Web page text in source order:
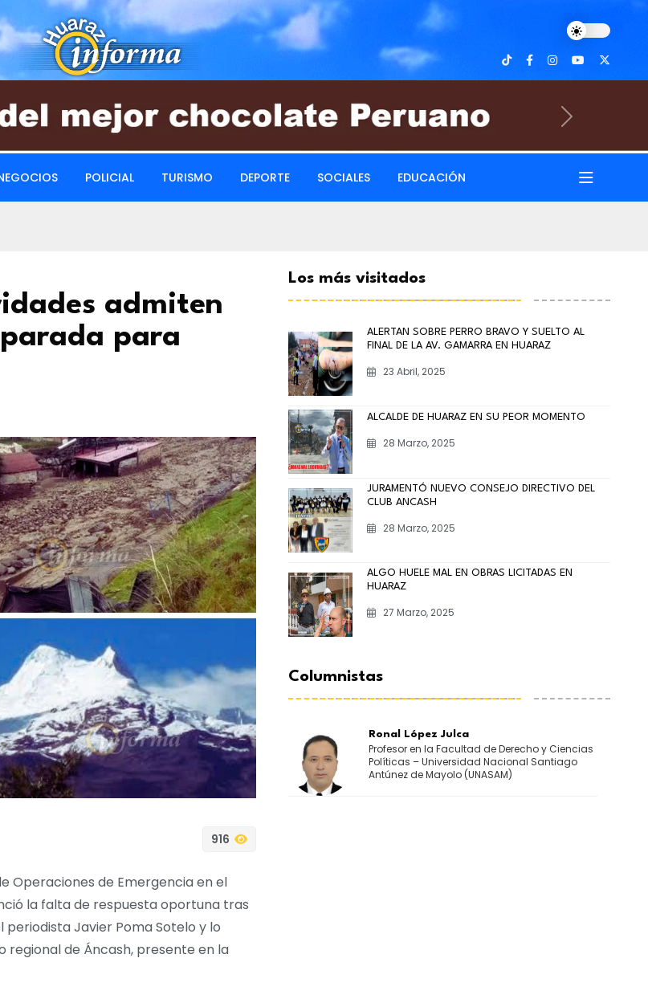
Next
POLICIAL TURISMO DEPORTE SOCIALES EDUCACIÓN
admiten
para
916
Operaciones de Emergencia en el
la falta de respuesta oportuna tras
Javier Poma Sotelo y lo
regional de Áncash, presente en la
Los más visitados
ALERTAN SOBRE PERRO BRAVO Y SUELTO AL
FINAL DE LA AV. GAMARRA EN HUARAZ
23 Abril, 2025
ALCALDE DE HUARAZ EN SU PEOR MOMENTO
28 Marzo, 2025
JURAMENTÓ NUEVO CONSEJO DIRECTIVO DEL
CLUB ANCASH
28 Marzo, 2025
ALGO HUELE MAL EN OBRAS LICITADAS EN
HUARAZ
27 Marzo, 2025
Columnistas
Ronal López Julca
Profesor en la Facultad de Derecho y Ciencias
Políticas – Universidad Nacional Santiago
Antúnez de Mayolo (UNASAM)